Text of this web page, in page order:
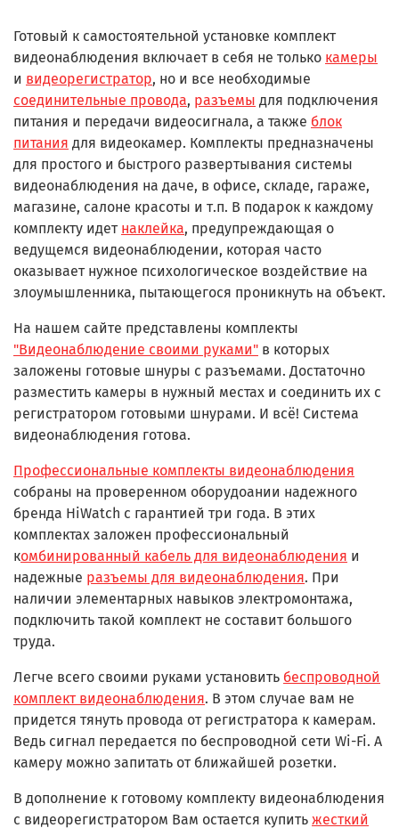
Готовый к самостоятельной установке комплект
видеонаблюдения включает в себя не только камеры
и видеорегистратор, но и все необходимые
соединительные провода, разъемы для подключения
питания и передачи видеосигнала, а также блок
питания для видеокамер. Комплекты предназначены
для простого и быстрого развертывания системы
видеонаблюдения на даче, в офисе, складе, гараже,
магазине, салоне красоты и т.п. В подарок к каждому
комплекту идет наклейка, предупреждающая о
ведущемся видеонаблюдении, которая часто
оказывает нужное психологическое воздействие на
злоумышленника, пытающегося проникнуть на объект.
На нашем сайте представлены комплекты
"Видеонаблюдение своими руками" в которых
заложены готовые шнуры с разъемами. Достаточно
разместить камеры в нужный местах и соединить их с
регистратором готовыми шнурами. И всё! Система
видеонаблюдения готова.
Профессиональные комплекты видеонаблюдения
собраны на проверенном оборудоании надежного
бренда HiWatch с гарантией три года. В этих
комплектах заложен профессиональный
комбинированный кабель для видеонаблюдения и
надежные разъемы для видеонаблюдения. При
наличии элементарных навыков электромонтажа,
подключить такой комплект не составит большого
труда.
Легче всего своими руками установить беспроводной
комплект видеонаблюдения. В этом случае вам не
придется тянуть провода от регистратора к камерам.
Ведь сигнал передается по беспроводной сети Wi-Fi. А
камеру можно запитать от ближайшей розетки.
В дополнение к готовому комплекту видеонаблюдения
с видеорегистратором Вам остается купить жесткий